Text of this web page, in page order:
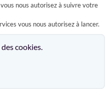
nous autorisez à suivre votre
vous nous autorisez à lancer.
cookies.